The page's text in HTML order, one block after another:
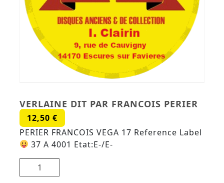
VERLAINE DIT PAR FRANCOIS PERIER
12,50 €
PERIER FRANCOIS VEGA 17 Reference Label
37 A 4001 Etat:E-/E-
quantité de VERLAINE DIT PAR FRANCOIS PERIER